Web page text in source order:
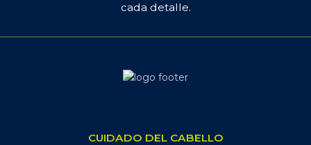
cada detalle.
CUIDADO DEL CABELLO